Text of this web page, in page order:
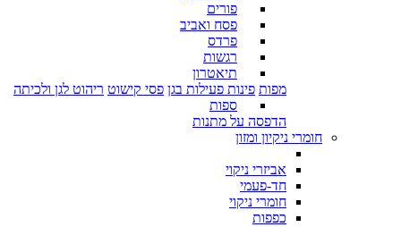
פורים
פסח ואביב
פרדס
רגשות
תיאטרון
מפות פינות פעילות בגן פסי קישוט ריהוט לגן ולכיתה
ספות
הדפסה על מתנות
חומרי ניקיון ומזון
אביזרי ניקוי
חד-פעמי
חומרי ניקוי
כפפות